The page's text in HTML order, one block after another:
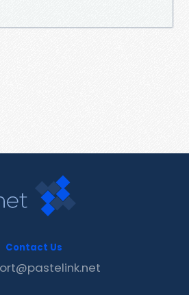
Contact Us